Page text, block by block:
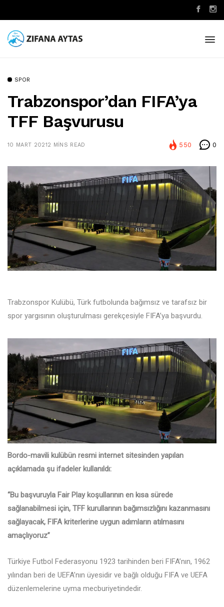
SPOR
Trabzonspor’dan FIFA’ya
TFF Başvurusu
10 MART 20212 MINS READ 550 0
Trabzonspor Kulübü, Türk futbolunda bağımsız ve tarafsız bir
spor yargısının oluşturulması gerekçesiyle FIFA’ya başvurdu.
Bordo-mavili kulübün resmi internet sitesinden yapılan
açıklamada şu ifadeler kullanıldı:
“Bu başvuruyla Fair Play koşullarının en kısa sürede
sağlanabilmesi için, TFF kurullarının bağımsızlığını kazanmasını
sağlayacak, FIFA kriterlerine uygun adımların atılmasını
amaçlıyoruz”
Türkiye Futbol Federasyonu 1923 tarihinden beri FIFA’nın, 1962
yılından beri de UEFA’nın üyesidir ve bağlı olduğu FIFA ve UEFA
düzenlemelerine uyma mecburiyetindedir.